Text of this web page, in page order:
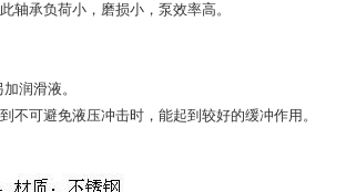
轴承负荷小，磨损小，泵效率高。
润滑液。
不可避免液压冲击时，能起到较好的缓冲作用。